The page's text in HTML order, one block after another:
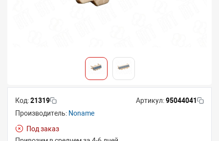
Код:21319 Артикул:95044041
Производитель: Noname
Под заказ